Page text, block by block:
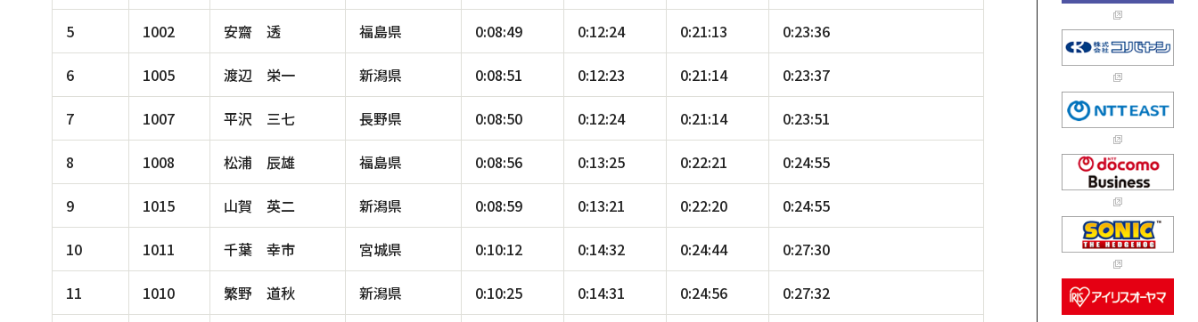
5 1002 安齋 透 福島県 0:08:49 0:12:24 0:21:13 0:23:36
6 1005 渡辺 栄一 新潟県 0:08:51 0:12:23 0:21:14 0:23:37
7 1007 平沢 三七 長野県 0:08:50 0:12:24 0:21:14 0:23:51
8 1008 松浦 辰雄 福島県 0:08:56 0:13:25 0:22:21 0:24:55
9 1015 山賀 英二 新潟県 0:08:59 0:13:21 0:22:20 0:24:55
10 1011 千葉 幸市 宮城県 0:10:12 0:14:32 0:24:44 0:27:30
11 1010 繁野 道秋 新潟県 0:10:25 0:14:31 0:24:56 0:27:32